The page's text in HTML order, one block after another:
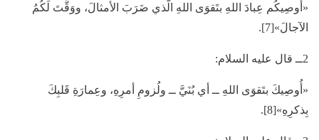
«أُوصِيكُم عِبادَ اللهِ بتَقوَى اللهِ الّذي ضَرَبَ الأمثالَ، ووَقَّتَ لَكُمُ
الآجالَ»[7].
2ــ قال عليه السلام:
«أُوصِيكَ بتَقوَى اللهِ ــ أي بُنَيَّ ــ ولُزومِ أمرِهِ، وعِمارَةِ قَلبِكَ
بِذكرِهِ»[8].